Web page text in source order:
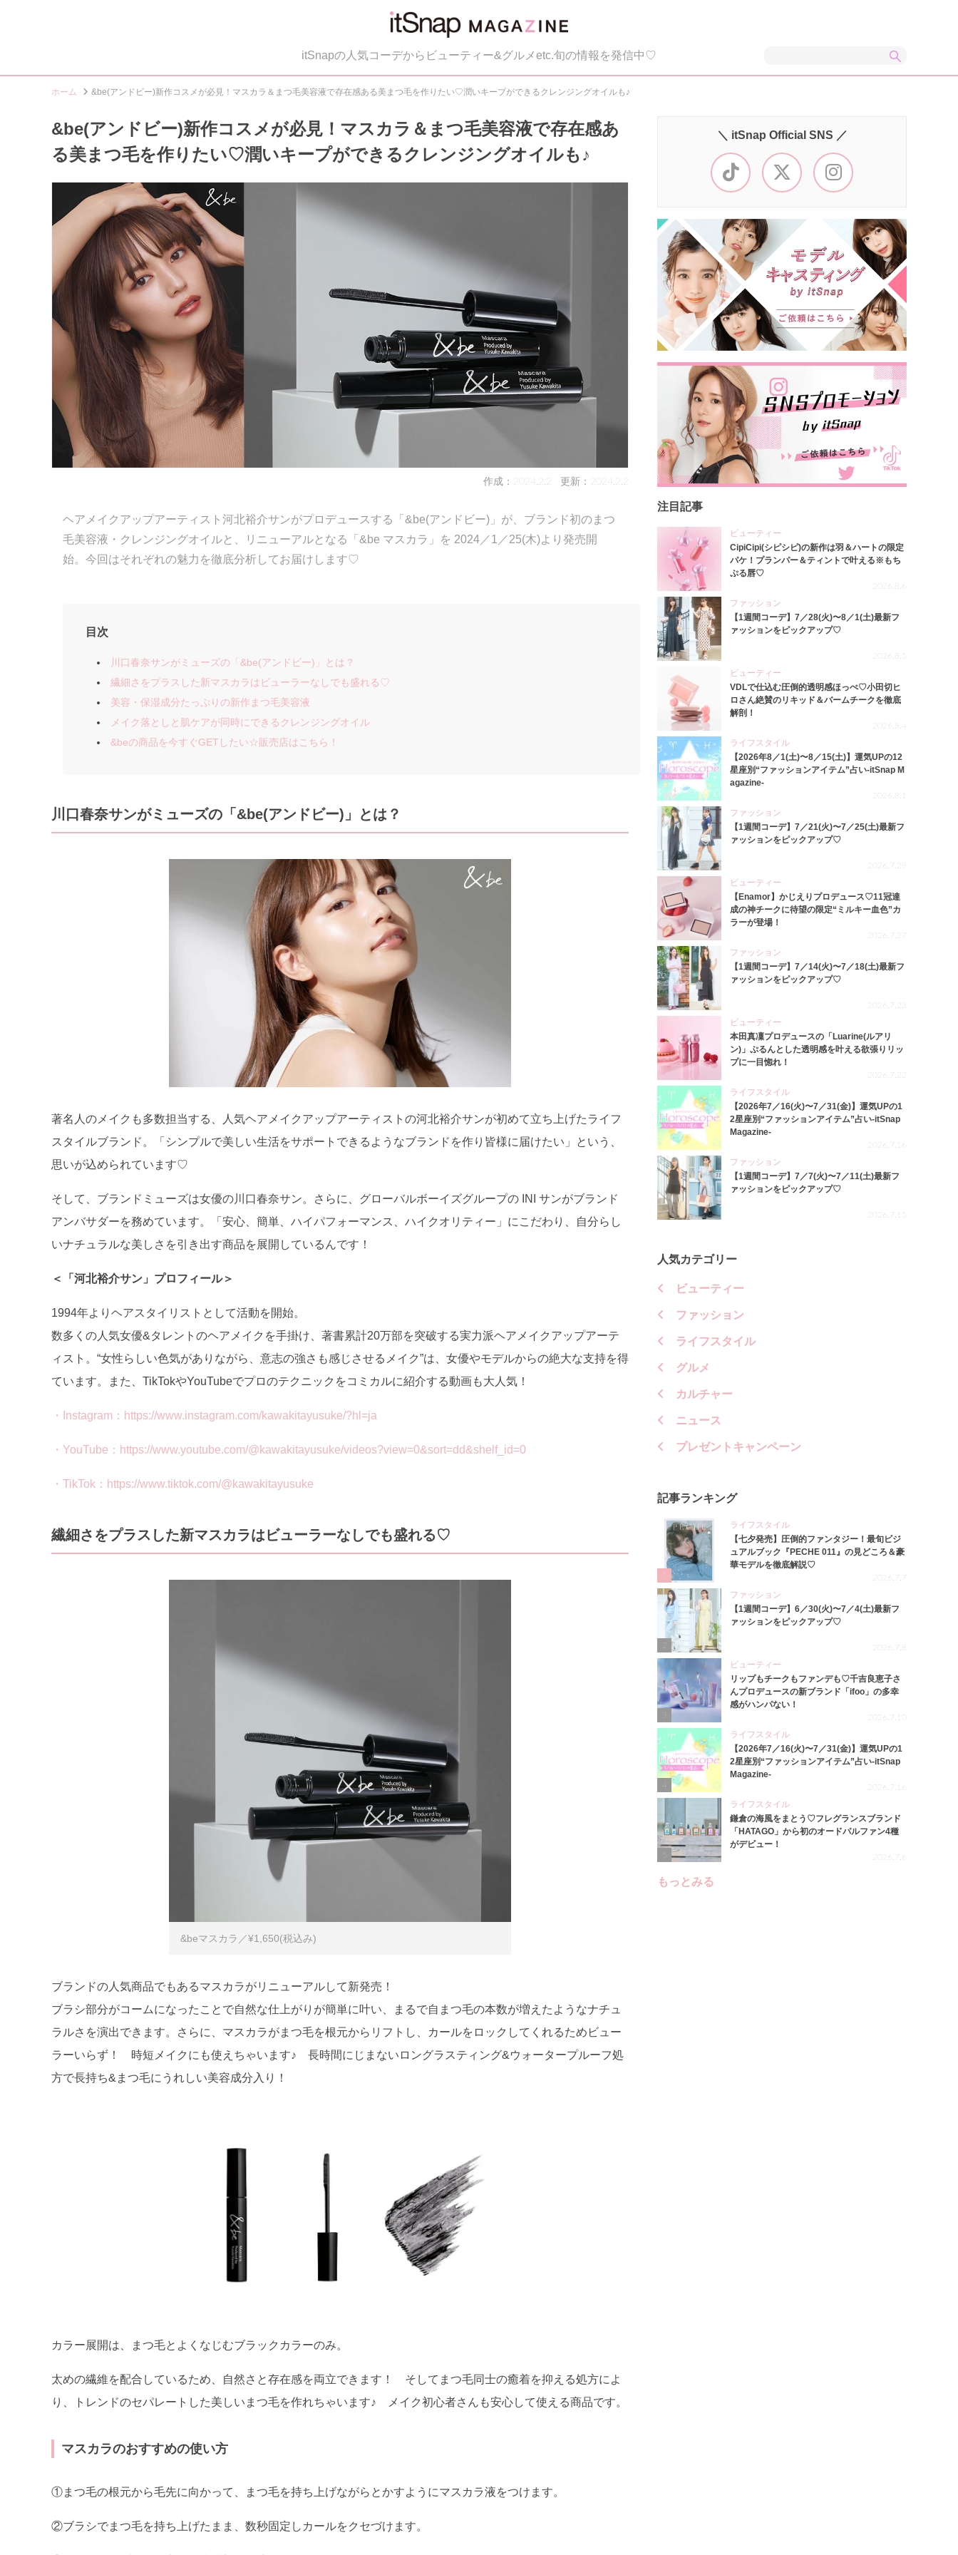
itSnapの人気コーデからビューティー&グルメetc.旬の情報を発信中♡
ホーム &be(アンドビー)新作コスメが必見！マスカラ＆まつ毛美容液で存在感ある美まつ毛を作りたい♡潤いキープができるクレンジングオイルも♪
&be(アンドビー)新作コスメが必見！マスカラ＆まつ毛美容液で存在感あ
る美まつ毛を作りたい♡潤いキープができるクレンジングオイルも♪
作成：2024.2.2 更新：2024.2.2
ヘアメイクアップアーティスト河北裕介サンがプロデュースする「&be(アンドビー)」が、ブランド初のまつ
毛美容液・クレンジングオイルと、リニューアルとなる「&be マスカラ」を 2024／1／25(木)より発売開
始。今回はそれぞれの魅力を徹底分析してお届けします♡
目次
川口春奈サンがミューズの「&be(アンドビー)」とは？
繊細さをプラスした新マスカラはビューラーなしでも盛れる♡
美容・保湿成分たっぷりの新作まつ毛美容液
メイク落としと肌ケアが同時にできるクレンジングオイル
&beの商品を今すぐGETしたい☆販売店はこちら！
川口春奈サンがミューズの「&be(アンドビー)」とは？
著名人のメイクも多数担当する、人気ヘアメイクアップアーティストの河北裕介サンが初めて立ち上げたライフ
スタイルブランド。「シンプルで美しい生活をサポートできるようなブランドを作り皆様に届けたい」という、
思いが込められています♡
そして、ブランドミューズは女優の川口春奈サン。さらに、グローバルボーイズグループの INI サンがブランド
アンバサダーを務めています。「安心、簡単、ハイパフォーマンス、ハイクオリティー」にこだわり、自分らし
いナチュラルな美しさを引き出す商品を展開しているんです！
＜「河北裕介サン」プロフィール＞
1994年よりヘアスタイリストとして活動を開始。
数多くの人気女優&タレントのヘアメイクを手掛け、著書累計20万部を突破する実力派ヘアメイクアップアーテ
ィスト。“女性らしい色気がありながら、意志の強さも感じさせるメイク”は、女優やモデルからの絶大な支持を得
ています。また、TikTokやYouTubeでプロのテクニックをコミカルに紹介する動画も大人気！
・Instagram：https://www.instagram.com/kawakitayusuke/?hl=ja
・YouTube：https://www.youtube.com/@kawakitayusuke/videos?view=0&sort=dd&shelf_id=0
・TikTok：https://www.tiktok.com/@kawakitayusuke
繊細さをプラスした新マスカラはビューラーなしでも盛れる♡
&beマスカラ／¥1,650(税込み)
ブランドの人気商品でもあるマスカラがリニューアルして新発売！
ブラシ部分がコームになったことで自然な仕上がりが簡単に叶い、まるで自まつ毛の本数が増えたようなナチュ
ラルさを演出できます。さらに、マスカラがまつ毛を根元からリフトし、カールをロックしてくれるためビュー
ラーいらず！ 時短メイクにも使えちゃいます♪ ⻑時間にじまないロングラスティング&ウォータープルーフ処
方で長持ち&まつ毛にうれしい美容成分入り！
カラー展開は、まつ毛とよくなじむブラックカラーのみ。
太めの繊維を配合しているため、自然さと存在感を両立できます！ そしてまつ毛同士の癒着を抑える処方によ
り、トレンドのセパレートした美しいまつ毛を作れちゃいます♪ メイク初心者さんも安心して使える商品です。
マスカラのおすすめの使い方
①まつ毛の根元から毛先に向かって、まつ毛を持ち上げながらとかすようにマスカラ液をつけます。
②ブラシでまつ毛を持ち上げたまま、数秒固定しカールをクセづけます。
＼ itSnap Official SNS ／
注目記事
ビューティー
CipiCipi(シピシピ)の新作は羽＆ハートの限定
パケ！プランパー＆ティントで叶える※もち
ぷる唇♡
2026.8.6
ファッション
【1週間コーデ】7／28(火)〜8／1(土)最新フ
ァッションをピックアップ♡
2026.8.5
ビューティー
VDLで仕込む圧倒的透明感ほっぺ♡小田切ヒ
ロさん絶賛のリキッド＆バームチークを徹底
解剖！
2026.8.4
ライフスタイル
【2026年8／1(土)〜8／15(土)】運気UPの12
星座別“ファッションアイテム”占い-itSnap M
agazine-
2026.8.1
ファッション
【1週間コーデ】7／21(火)〜7／25(土)最新フ
ァッションをピックアップ♡
2026.7.29
ビューティー
【Enamor】かじえりプロデュース♡11冠達
成の神チークに待望の限定“ミルキー血色”カ
ラーが登場！
2026.7.27
ファッション
【1週間コーデ】7／14(火)〜7／18(土)最新フ
ァッションをピックアップ♡
2026.7.23
ビューティー
本田真凜プロデュースの「Luarine(ルアリ
ン)」ぷるんとした透明感を叶える欲張りリッ
プに一目惚れ！
2026.7.22
ライフスタイル
【2026年7／16(火)〜7／31(金)】運気UPの1
2星座別“ファッションアイテム”占い-itSnap
Magazine-
2026.7.16
ファッション
【1週間コーデ】7／7(火)〜7／11(土)最新フ
ァッションをピックアップ♡
2026.7.15
人気カテゴリー
ビューティー
ファッション
ライフスタイル
グルメ
カルチャー
ニュース
プレゼントキャンペーン
記事ランキング
ライフスタイル
【七夕発売】圧倒的ファンタジー！最旬ビジ
ュアルブック『PECHE 011』の見どころ＆豪
華モデルを徹底解説♡
2026.7.7
ファッション
【1週間コーデ】6／30(火)〜7／4(土)最新フ
ァッションをピックアップ♡
2026.7.8
3
ビューティー
リップもチークもファンデも♡千吉良恵子さ
んプロデュースの新ブランド「ifoo」の多幸
感がハンパない！
2026.7.10
4
ライフスタイル
【2026年7／16(火)〜7／31(金)】運気UPの1
2星座別“ファッションアイテム”占い-itSnap
Magazine-
2026.7.16
ライフスタイル
鎌倉の海風をまとう♡フレグランスブランド
「HATAGO」から初のオードパルファン4種
がデビュー！
2026.7.6
もっとみる